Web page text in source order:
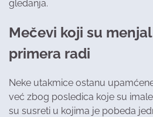
gledanja.
Mečevi koji su
primera radi
Neke utakmice ostanu
već zbog posledica koje su
su susreti u kojima je pobeda